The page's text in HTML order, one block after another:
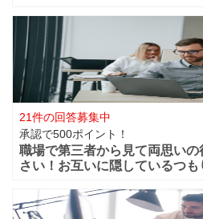
仲良く過ごせたけど異動にな
ます。 男性的には好きな女性
21件の回答募集中
承認で500ポイント！
職場で第三者から見て両思い
さい！お互いに隠しているつ
僚・上司から見ても、それっ
動などってありますよね？ 第三